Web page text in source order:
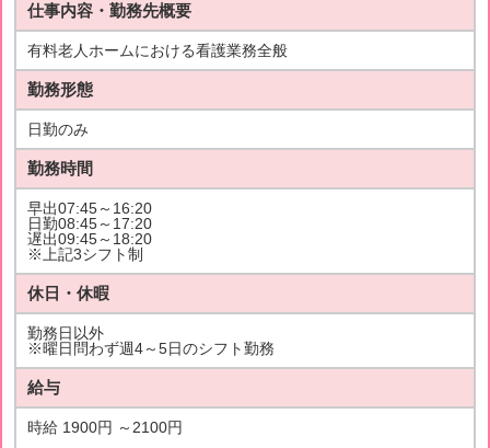
仕事内容・勤務先概要
有料老人ホームにおける看護業務全般
勤務形態
日勤のみ
勤務時間
早出07:45～16:20
日勤08:45～17:20
遅出09:45～18:20
※上記3シフト制
休日・休暇
勤務日以外
※曜日問わず週4～5日のシフト勤務
給与
時給 1900円 ～2100円